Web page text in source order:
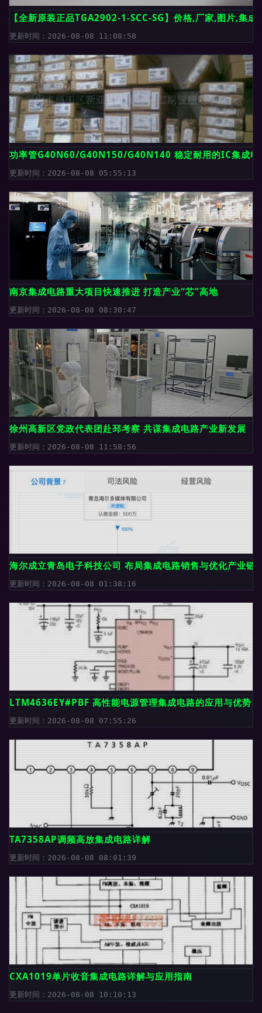
【全新原装正品TGA2902-1-SCC-SG】价格,厂家,图片,集
更新时间：2026-08-08 11:08:58
功率管G40N60/G40N150/G40N140 稳定耐用的IC集成电
更新时间：2026-08-08 05:55:13
南京集成电路重大项目快速推进 打造产业“芯”高地
更新时间：2026-08-08 08:30:47
徐州高新区党政代表团赴邳考察 共谋集成电路产业新发展
更新时间：2026-08-08 11:58:56
海尔成立青岛电子科技公司 布局集成电路销售与优化产业链
更新时间：2026-08-08 01:38:16
LTM4636EY#PBF 高性能电源管理集成电路的应用与优势
更新时间：2026-08-08 07:55:26
TA7358AP调频高放集成电路详解
更新时间：2026-08-08 08:01:39
CXA1019单片收音集成电路详解与应用指南
更新时间：2026-08-08 10:10:13